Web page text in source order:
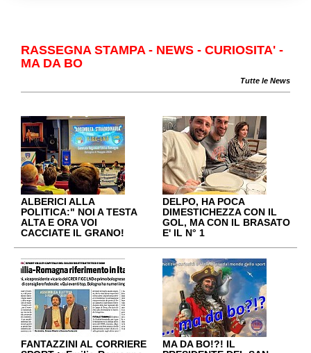
RASSEGNA STAMPA - NEWS - CURIOSITA' -
MA DA BO
Tutte le News
ALBERICI ALLA
POLITICA:" NOI A TESTA
ALTA E ORA VOI
CACCIATE IL GRANO!
DELPO, HA POCA
DIMESTICHEZZA CON IL
GOL, MA CON IL BRASATO
E' IL N° 1
FANTAZZINI AL CORRIERE
MA DA BO!?! IL